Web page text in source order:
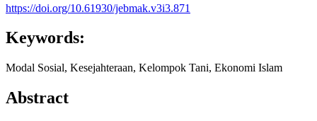
https://doi.org/10.61930/jebmak.v3i3.871
Keywords:
Modal Sosial, Kesejahteraan, Kelompok Tani, Ekonomi Islam
Abstract